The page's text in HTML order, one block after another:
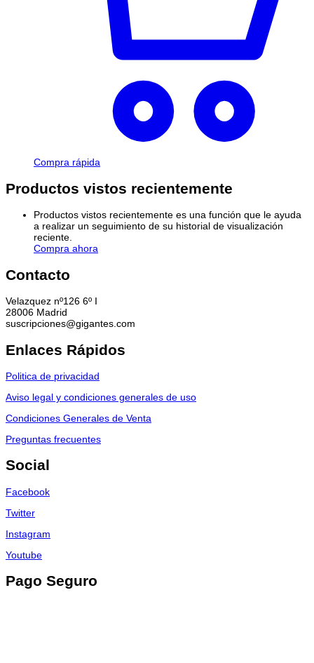
Compra rápida
Productos vistos recientemente
Productos vistos recientemente es una función que le ayuda
a realizar un seguimiento de su historial de visualización
reciente.
Compra ahora
Contacto
Velazquez nº126 6º I
28006 Madrid
suscripciones@gigantes.com
Enlaces Rápidos
Politica de privacidad
Aviso legal y condiciones generales de uso
Condiciones Generales de Venta
Preguntas frecuentes
Social
Facebook
Twitter
Instagram
Youtube
Pago Seguro